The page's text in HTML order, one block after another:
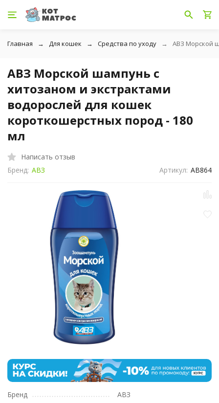
Главная Для кошек Средства по уходу АВЗ Морской
АВЗ Морской шампунь с
хитозаном и экстрактами
водорослей для кошек
короткошерстных пород - 180
мл
Написать отзыв
Бренд: АВЗ Артикул: АВ864
Бренд
АВЗ